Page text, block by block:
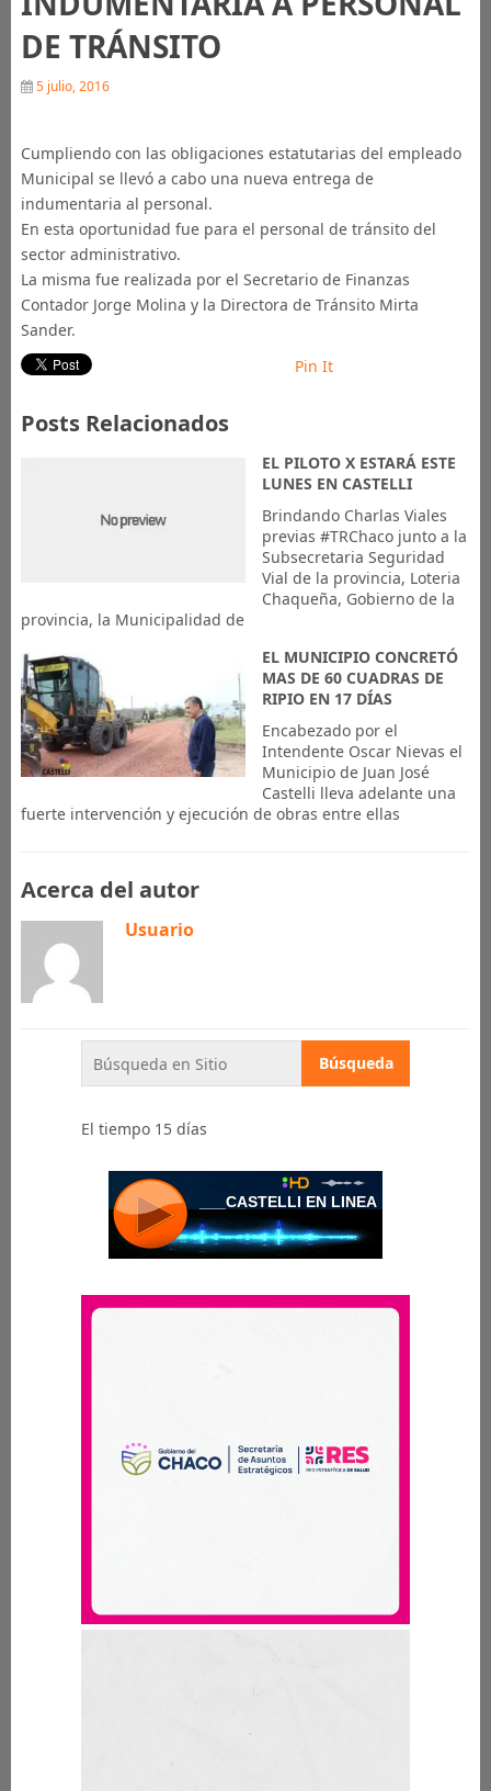
DE TRÁNSITO
5 julio, 2016
Cumpliendo con las obligaciones estatutarias del empleado
Municipal se llevó a cabo una nueva entrega de
indumentaria al personal.
En esta oportunidad fue para el personal de tránsito del
sector administrativo.
La misma fue realizada por el Secretario de Finanzas
Contador Jorge Molina y la Directora de Tránsito Mirta
Sander.
Pin It
Posts Relacionados
EL PILOTO X ESTARÁ ESTE
LUNES EN CASTELLI
Brindando Charlas Viales
previas #TRChaco junto a la
Subsecretaria Seguridad
Vial de la provincia, Loteria
Chaqueña, Gobierno de la
provincia, la Municipalidad de
EL MUNICIPIO CONCRETÓ
MAS DE 60 CUADRAS DE
RIPIO EN 17 DÍAS
Encabezado por el
Intendente Oscar Nievas el
Municipio de Juan José
Castelli lleva adelante una
fuerte intervención y ejecución de obras entre ellas
Acerca del autor
Usuario
El tiempo 15 días